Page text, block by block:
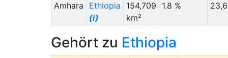
Amhara
Ethiopia
(i)
154,709
km²
1.8 %
Gehört zu Ethiopia